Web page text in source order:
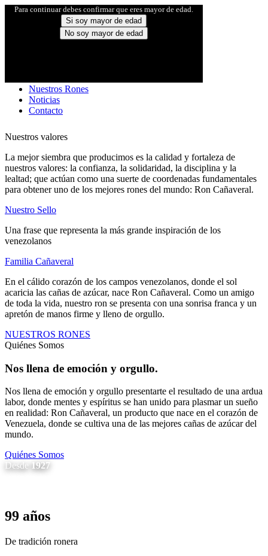
Para continuar debes confirmar que eres mayor de edad.
Si soy mayor de edad
No soy mayor de edad
Nuestros Rones
Noticias
Contacto
Nuestros valores
La mejor siembra que producimos es la calidad y fortaleza de
nuestros valores: la confianza, la solidaridad, la disciplina y la
lealtad; que actúan como una suerte de coordenadas fundamentales
para obtener uno de los mejores rones del mundo: Ron Cañaveral.
Nuestro Sello
Una frase que representa la más grande inspiración de los
venezolanos
Familia Cañaveral
En el cálido corazón de los campos venezolanos, donde el sol
acaricia las cañas de azúcar, nace Ron Cañaveral. Como un amigo
de toda la vida, nuestro ron se presenta con una sonrisa franca y un
apretón de manos firme y lleno de orgullo.
NUESTROS RONES
Quiénes Somos
Nos llena de emoción y orgullo.
Nos llena de emoción y orgullo presentarte el resultado de una ardua
labor, donde mentes y espíritus se han unido para plasmar un sueño
en realidad: Ron Cañaveral, un producto que nace en el corazón de
Venezuela, donde se cultiva una de las mejores cañas de azúcar del
mundo.
Quiénes Somos
Desde 1927
99 años
De tradición ronera